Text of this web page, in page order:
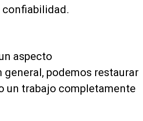
confiabilidad.
aspecto
podemos restaurar
un trabajo completamente